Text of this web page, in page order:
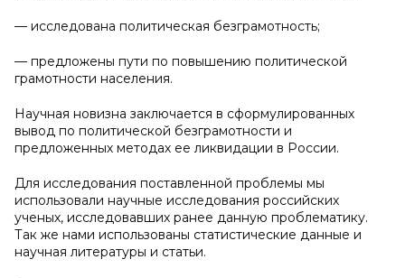
— исследована политическая безграмотность;
— предложены пути по повышению политической
грамотности населения.
Научная новизна заключается в сформулированных
вывод по политической безграмотности и
предложенных методах ее ликвидации в России.
Для исследования поставленной проблемы мы
использовали научные исследования российских
ученых, исследовавших ранее данную проблематику.
Так же нами использованы статистические данные и
научная литературы и статьи.